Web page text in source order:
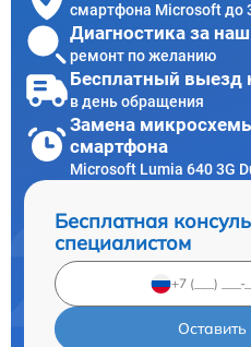
смартфона Microsoft до
Диагностика за наш
ремонт по желанию
Бесплатный выезд
в день обращения
Замена
смартфона
Microsoft Lumia 640 3G
Бесплатная
специалистом